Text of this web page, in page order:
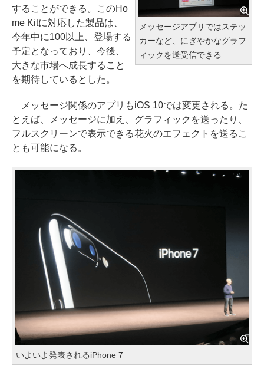
メッセージアプリではステッ
カーなど、にぎやかなグラフ
ィックを送受信できる
することができる。このHo
me Kitに対応した製品は、
今年中に100以上、登場する
予定となっており、今後、
大きな市場へ成長すること
を期待しているとした。
メッセージ関係のアプリもiOS 10では変更される。た
とえば、メッセージに加え、グラフィックを送ったり、
フルスクリーンで表示できる花火のエフェクトを送るこ
とも可能になる。
いよいよ発表されるiPhone 7